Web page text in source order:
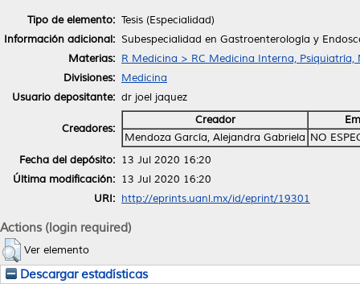
Tipo de elemento: Tesis (Especialidad)
Información adicional: Subespecialidad en Gastroenterología y
Materias: R Medicina > RC Medicina Interna, Psiquiatría,
Divisiones: Medicina
Usuario depositante: dr joel jaquez
Creadores:
Creador
Mendoza García, Alejandra Gabriela NO
Fecha del depósito: 13 Jul 2020 16:20
Última modificación: 13 Jul 2020 16:20
URI: http://eprints.uanl.mx/id/eprint/19301
Actions (login required)
Ver elemento
Descargar estadísticas